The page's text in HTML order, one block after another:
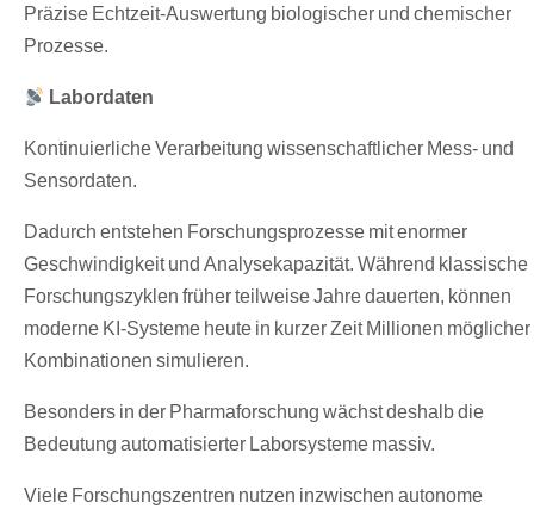
Präzise Echtzeit-Auswertung biologischer und chemischer
Prozesse.
Labordaten
Kontinuierliche Verarbeitung wissenschaftlicher Mess- und
Sensordaten.
Dadurch entstehen Forschungsprozesse mit enormer
Geschwindigkeit und Analysekapazität. Während klassische
Forschungszyklen früher teilweise Jahre dauerten, können
moderne KI-Systeme heute in kurzer Zeit Millionen möglicher
Kombinationen simulieren.
Besonders in der Pharmaforschung wächst deshalb die
Bedeutung automatisierter Laborsysteme massiv.
Viele Forschungszentren nutzen inzwischen autonome